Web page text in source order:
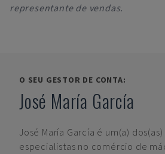
representante de vendas.
O SEU GESTOR DE CONTA:
José María García
José María García é um(a) dos(as)
especialistas no comércio de